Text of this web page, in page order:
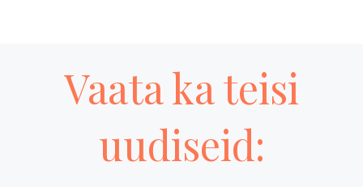
Vaata ka teisi
uudiseid: